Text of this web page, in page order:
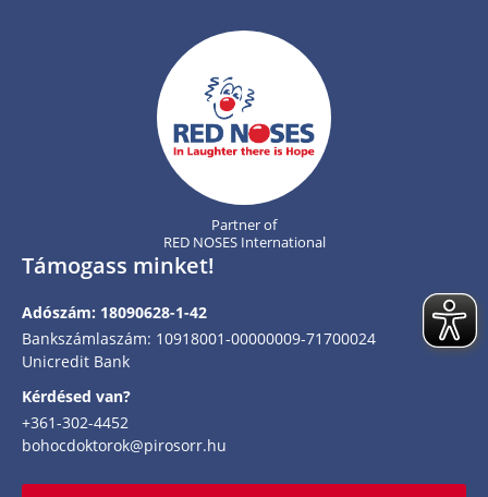
Partner of
RED NOSES International
Támogass minket!
Adószám: 18090628-1-42
Bankszámlaszám: 10918001-00000009-71700024
Unicredit Bank
Kérdésed van?
+361-302-4452
bohocdoktorok@pirosorr.hu